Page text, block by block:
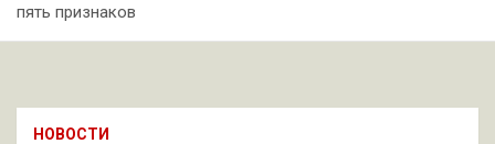
пять признаков
НОВОСТИ